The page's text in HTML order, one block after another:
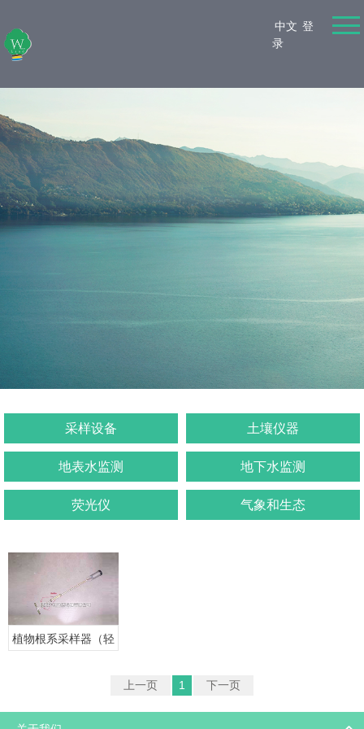
中文 登
录
采样设备 土壤仪器
地表水监测 地下水监测
荧光仪 气象和生态
植物根系采样器（轻
上一页
1 下一页